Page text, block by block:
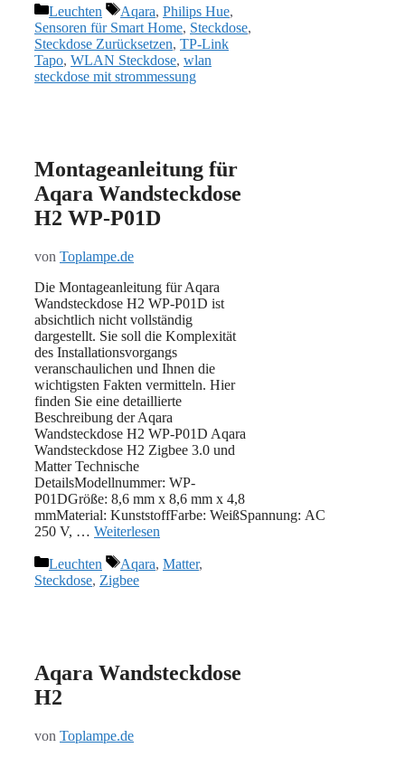
Kategorien
Leuchten Schlagwörter
Aqara, Philips Hue,
Sensoren für Smart Home, Steckdose,
Steckdose Zurücksetzen, TP-Link
Tapo, WLAN Steckdose, wlan
steckdose mit strommessung
Montageanleitung für
Aqara Wandsteckdose
H2 WP-P01D
von Toplampe.de
Die Montageanleitung für Aqara
Wandsteckdose H2 WP-P01D ist
absichtlich nicht vollständig
dargestellt. Sie soll die Komplexität
des Installationsvorgangs
veranschaulichen und Ihnen die
wichtigsten Fakten vermitteln. Hier
finden Sie eine detaillierte
Beschreibung der Aqara
Wandsteckdose H2 WP-P01D Aqara
Wandsteckdose H2 Zigbee 3.0 und
Matter Technische
DetailsModellnummer: WP-
P01DGröße: 8,6 mm x 8,6 mm x 4,8
mmMaterial: ‎‎KunststoffFarbe: WeißSpannung: AC
250 V, … Weiterlesen
Kategorien
Leuchten Schlagwörter
Aqara, Matter,
Steckdose, Zigbee
Aqara Wandsteckdose
H2
von Toplampe.de